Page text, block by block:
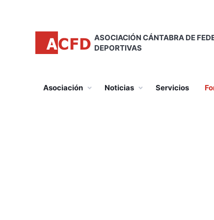
ASOCIACIÓN CÁNTABRA DE
DEPORTIVAS
Principal
Asociación Noticias Servicios